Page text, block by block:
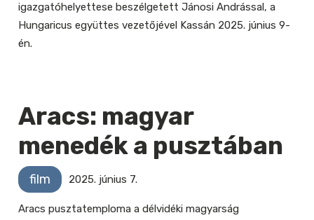
igazgatóhelyettese beszélgetett Jánosi Andrással, a
Hungaricus együttes vezetőjével Kassán 2025. június 9-
én.
Aracs: magyar
menedék a pusztában
film 2025. június 7.
Aracs pusztatemploma a délvidéki magyarság